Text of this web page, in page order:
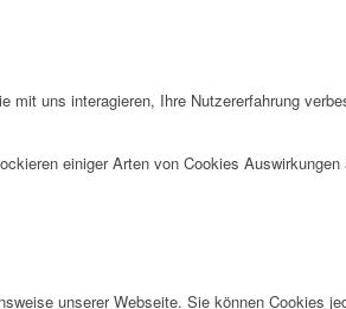
uns interagieren, Ihre Nutzererfahrung
einiger Arten von Cookies
unserer Webseite. Sie können Cookies